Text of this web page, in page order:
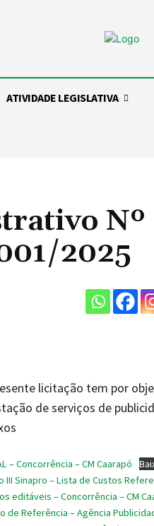
ATIVIDADE LEGISLATIVA
2025
licitação tem por
de serviços de
– Concorrência – CM Caarapó
III Sinapro – Lista de Custos
editáveis – Concorrência – CM
de Referência – Agência